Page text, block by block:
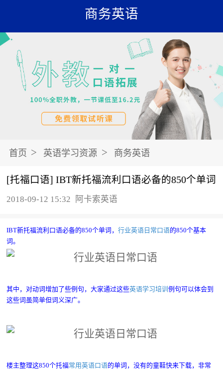
商务英语
首页 > 英语学习资源 > 商务英语
[托福口语] IBT新托福流利口语必备的850个单词
2018-09-12 15:32 阿卡索英语
IBT新托福流利口语必备的850个单词，行业英语日常口语的850个基本
词。
其中，对动词增加了些例句，大家通过这些英语学习培训例句可以体会到
这些词虽简单但词义深广。
楼主整理这850个托福常用英语口语的单词，没有的童鞋快来下载，非常